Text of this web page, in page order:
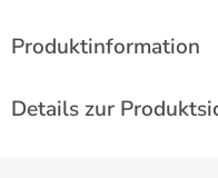
Produktinformation
Details zur